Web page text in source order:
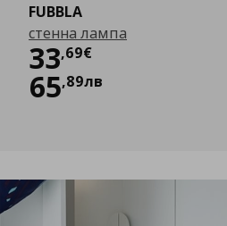
FUBBLA
стенна лампа
33,69€
Цена
65,89лв